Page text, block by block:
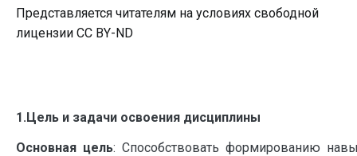
Представляется читателям на условиях свободной
лицензии CC BY-ND
1.Цель и задачи освоения дисциплины
Основная цель: Способствовать формированию